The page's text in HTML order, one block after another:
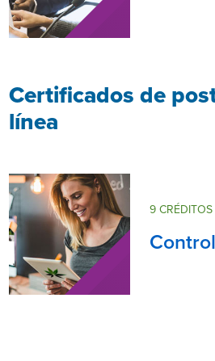
Certificados de
línea
9 CRÉDITOS